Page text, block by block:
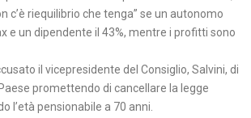
c’è riequilibrio che tenga” se un autonomo
e un dipendente il 43%, mentre i profitti sono
il vicepresidente del Consiglio, Salvini, di
promettendo di cancellare la legge
l’età pensionabile a 70 anni.